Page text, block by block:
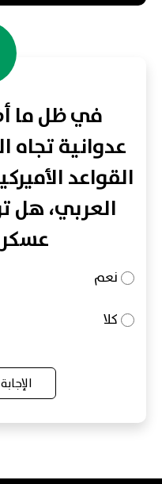
في ظل ما
عدوانية تجاه
القواعد
العربي، هل
نعم
كلا